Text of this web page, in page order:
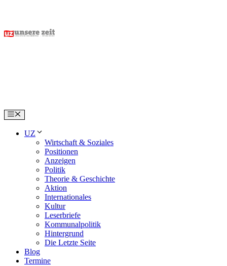
content
Menu
UZ
Wirtschaft & Soziales
Positionen
Anzeigen
Politik
Theorie & Geschichte
Aktion
Internationales
Kultur
Leserbriefe
Kommunalpolitik
Hintergrund
Die Letzte Seite
Blog
Termine